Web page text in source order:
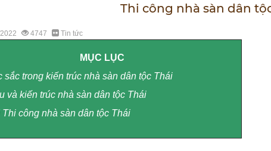
Thi công nhà sàn dân
4747 Tin tức
MỤC LỤC
sắc trong kiến trúc nhà sàn dân tộc Thái
và kiến trúc nhà sàn dân tộc Thái
công nhà sàn dân tộc Thái